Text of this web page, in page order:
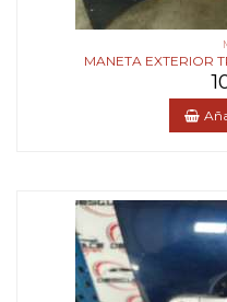
MANETA EXTERIOR